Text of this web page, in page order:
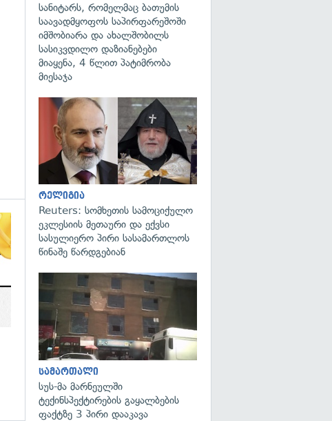
გადახედვა
სანიტარს, რომელმაც ბათუმის
საავადმყოფოს საპირფარეშოში
იმშობიარა და ახალშობილს
სასიკვდილო დაზიანებები
მიაყენა, 4 წლით პატიმრობა
მიესაჯა
რელიგია
Reuters: სომხეთის სამოციქულო
ეკლესიის მეთაური და ექვსი
სასულიერო პირი სასამართლოს
წინაშე წარდგებიან
სამართალი
სუს-მა მარნეულში
ტექინსპექტირების გაყალბების
ფაქტზე 3 პირი დააკავა